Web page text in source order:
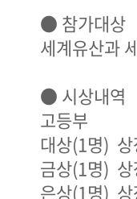
● 참가대상
세계유산과
● 시상내역
고등부
대상(1명)
금상(1명) 상
은상(1명) 상